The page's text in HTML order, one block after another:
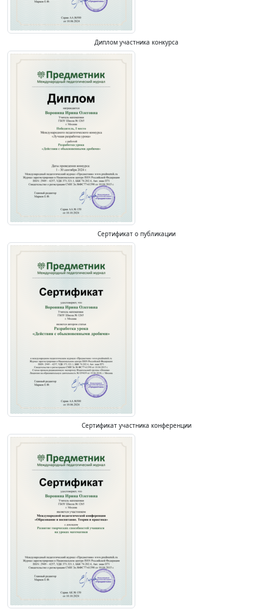
Диплом участника конкурса
Сертификат о публикации
Сертификат участника конференции